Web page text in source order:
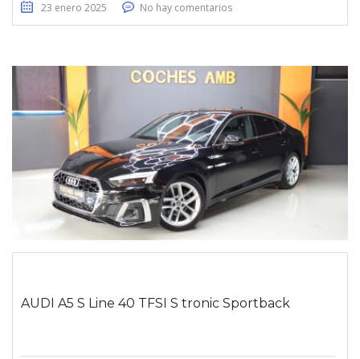
23 enero 2025 No hay comentarios
AUDI A5 S Line 40 TFSI S tronic Sportback